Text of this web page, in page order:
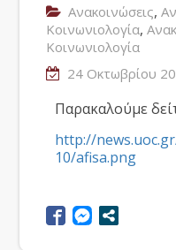
Ανακοινώσεις,
Κοινωνιολογία,
Κοινωνιολογία
24 Οκτωβρίου
Παρακαλούμε
http://
10/afisa.png